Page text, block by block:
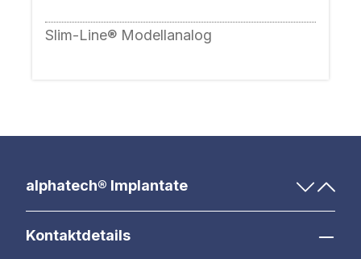
Slim-Line® Modellanalog
alphatech® Implantate
Kontaktdetails